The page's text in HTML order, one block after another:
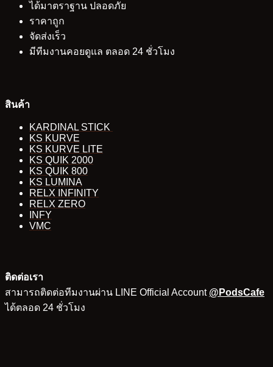
ได้มาตราฐาน ปลอดภัย
ราคาถูก
จัดส่งเร็ว
มีทีมงานคอยดูแล ตลอด 24 ชั่วโมง
สินค้า
KARDINAL STICK
KS KURVE
KS KURVE LITE
KS QUIK 2000
KS QUIK 800
KS LUMINA
RELX INFINITY
RELX ZERO
INFY
VMC
ติดต่อเรา
สามารถติดต่อทีมงานผ่าน LINE Official Account @PodsCafe
ได้ตลอด 24 ชั่วโมง